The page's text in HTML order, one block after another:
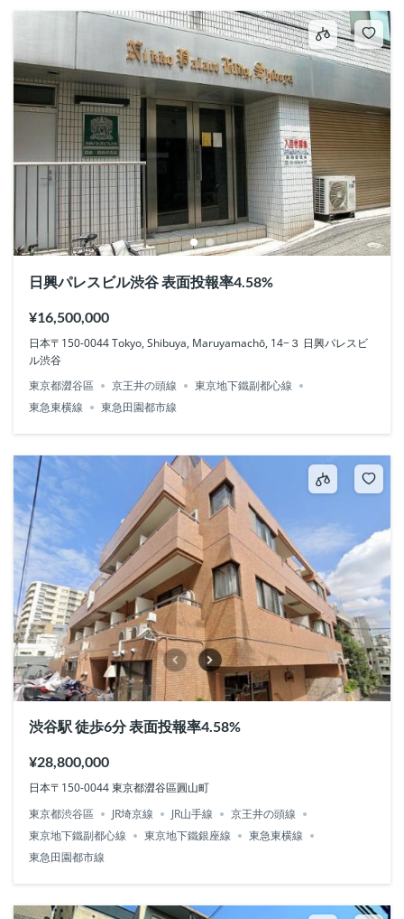
日興パレスビル渋谷 表面投報率4.58%
¥16,500,000
日本〒150-0044 Tokyo, Shibuya, Maruyamachō, 14−３ 日興パレスビ
ル渋谷
東京都澀谷區
京王井の頭線
東京地下鐵副都心線
東急東横線
東急田園都市線
渋谷駅 徒歩6分 表面投報率4.58%
¥28,800,000
日本〒150-0044 東京都澀谷區圓山町
東京都渋谷區
JR埼京線 JR山手線
京王井の頭線
東京地下鐵副都心線
東京地下鐵銀座線
東急東横線
東急田園都市線